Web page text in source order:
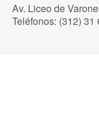
Av. Liceo de
Teléfonos: (312) 31